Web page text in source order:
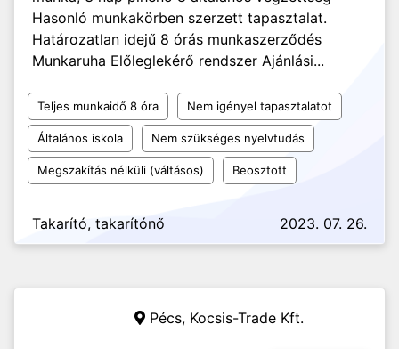
Hasonló munkakörben szerzett tapasztalat.
Határozatlan idejű 8 órás munkaszerződés
Munkaruha Előleglekérő rendszer Ajánlási...
Teljes munkaidő 8 óra Nem igényel tapasztalatot
Általános iskola Nem szükséges nyelvtudás
Megszakítás nélküli (váltásos) Beosztott
Takarító, takarítónő 2023. 07. 26.
Pécs, Kocsis-Trade Kft.